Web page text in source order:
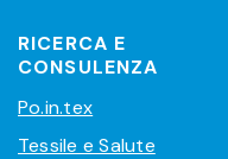
RICERCA E
CONSULENZA
Po.in.tex
Tessile e Salute